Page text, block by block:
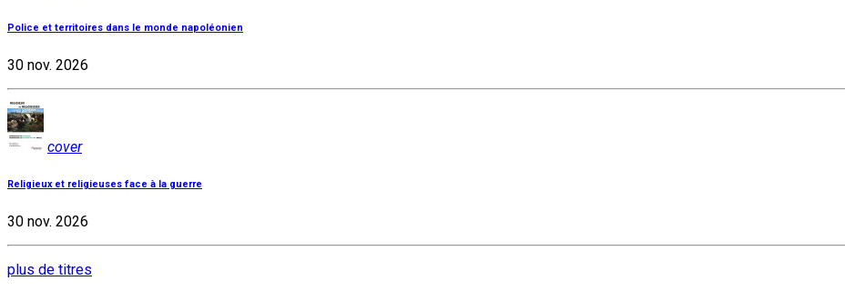
Police et territoires dans le monde napoléonien
30 nov. 2026
cover
Religieux et religieuses face à la guerre
30 nov. 2026
plus de titres